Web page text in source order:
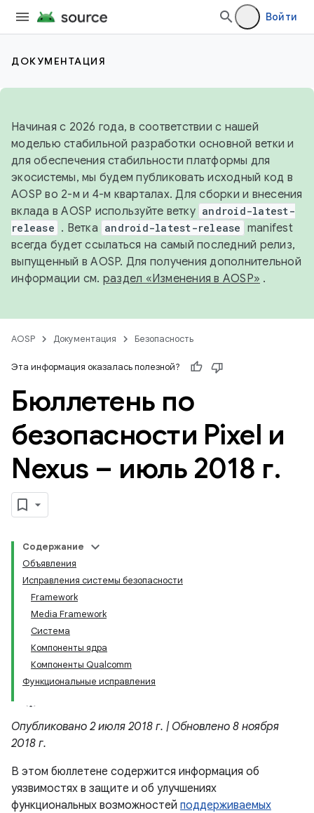
Войти
ДОКУМЕНТАЦИЯ
Начиная с 2026 года, в соответствии с нашей
моделью стабильной разработки основной ветки и
для обеспечения стабильности платформы для
экосистемы, мы будем публиковать исходный код в
AOSP во 2-м и 4-м кварталах. Для сборки и внесения
вклада в AOSP используйте ветку android-latest-
release . Ветка android-latest-release manifest
всегда будет ссылаться на самый последний релиз,
выпущенный в AOSP. Для получения дополнительной
информации см. раздел «Изменения в AOSP» .
AOSP Документация Безопасность
Эта информация оказалась полезной?
Бюллетень по
безопасности Pixel и
Nexus – июль 2018 г.
Содержание
Объявления
Исправления системы безопасности
Framework
Media Framework
Система
Компоненты ядра
Компоненты Qualcomm
Функциональные исправления
Опубликовано 2 июля 2018 г. | Обновлено 8 ноября
2018 г.
В этом бюллетене содержится информация об
уязвимостях в защите и об улучшениях
функциональных возможностей поддерживаемых